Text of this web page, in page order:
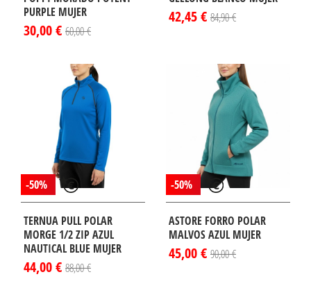
PURPLE MUJER
30,00 € 60,00 €
42,45 € 84,90 €
-50%
TERNUA PULL POLAR
MORGE 1/2 ZIP AZUL
NAUTICAL BLUE MUJER
44,00 € 88,00 €
-50%
ASTORE FORRO POLAR
MALVOS AZUL MUJER
45,00 € 90,00 €